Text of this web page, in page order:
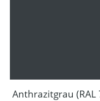
Anthrazitgrau (RAL